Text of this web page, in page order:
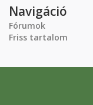
Navigáció
Fórumok
Friss tartalom